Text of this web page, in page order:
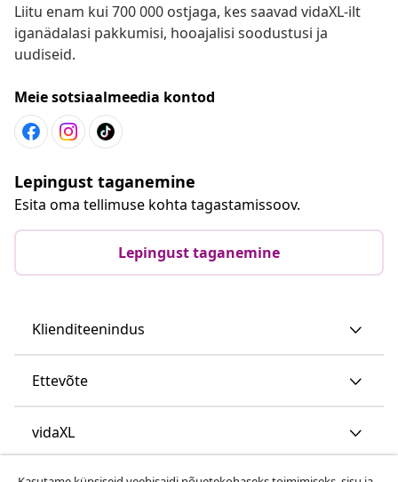
Liitu enam kui 700 000 ostjaga, kes saavad vidaXL-ilt
iganädalasi pakkumisi, hooajalisi soodustusi ja
uudiseid.
Meie sotsiaalmeedia kontod
Lepingust taganemine
Esita oma tellimuse kohta tagastamissoov.
Lepingust taganemine
Klienditeenindus
Ettevõte
vidaXL